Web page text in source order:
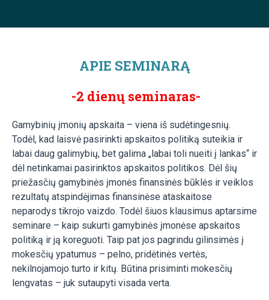
APIE SEMINARĄ
-2 dienų seminaras-
Gamybinių įmonių apskaita – viena iš sudėtingesnių.
Todėl, kad laisvė pasirinkti apskaitos politiką suteikia ir
labai daug galimybių, bet galima „labai toli nueiti į lankas“ ir
dėl netinkamai pasirinktos apskaitos politikos. Dėl šių
priežasčių gamybinės įmonės finansinės būklės ir veiklos
rezultatų atspindėjimas finansinėse ataskaitose
neparodys tikrojo vaizdo. Todėl šiuos klausimus aptarsime
seminare – kaip sukurti gamybinės įmonėse apskaitos
politiką ir ją koreguoti. Taip pat jos pagrindu gilinsimės į
mokesčių ypatumus – pelno, pridėtinės vertės,
nekilnojamojo turto ir kitų. Būtina prisiminti mokesčių
lengvatas – juk sutaupyti visada verta.